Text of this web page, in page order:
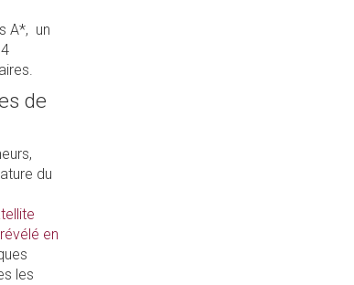
A*, un
de
du
en
les